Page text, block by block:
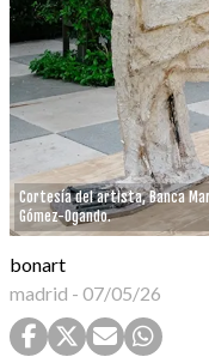
Cortesía del artista, Banca
Gómez-Ogando.
bonart
madrid - 07/05/26